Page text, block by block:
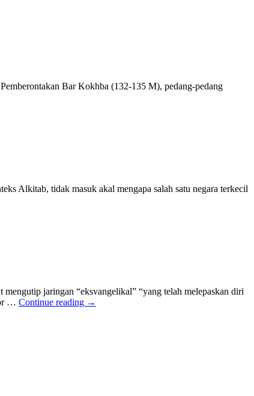
Bar Kokhba (132-135 M), pedang-pedang
Alkitab, tidak masuk akal mengapa salah satu negara terkecil
jaringan “eksvangelikal” “yang telah melepaskan diri
… Continue reading →